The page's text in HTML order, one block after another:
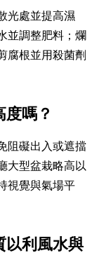
光處並提高濕
並調整肥料；爛
腐根並用殺菌劑
嗎？
阻礙出入或遮擋
大型盆栽略高以
視覺與氣場平
以利風水與